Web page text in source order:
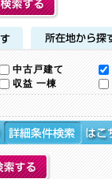
中古戸建て
収益 一棟